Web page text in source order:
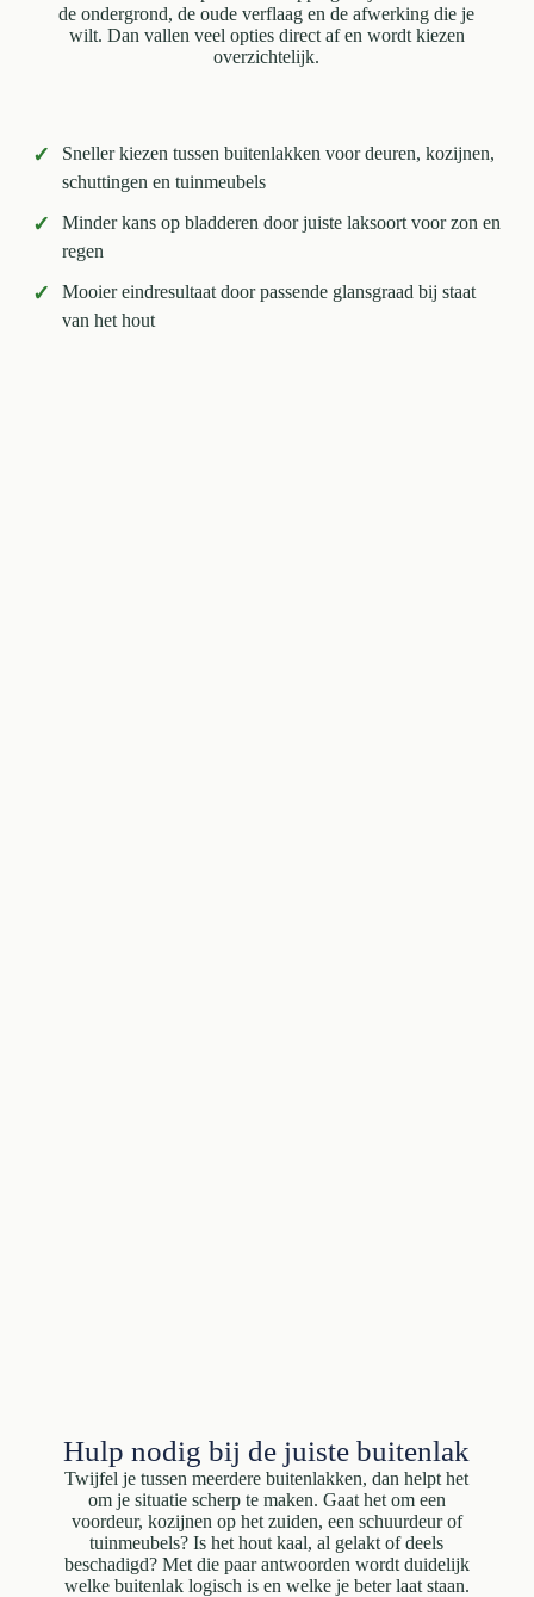
de ondergrond, de oude verflaag en de afwerking die je
wilt. Dan vallen veel opties direct af en wordt kiezen
overzichtelijk.
✓
Sneller kiezen tussen buitenlakken voor deuren, kozijnen,
schuttingen en tuinmeubels
✓
Minder kans op bladderen door juiste laksoort voor zon en
regen
✓
Mooier eindresultaat door passende glansgraad bij staat
van het hout
Hulp nodig bij de juiste buitenlak
Twijfel je tussen meerdere buitenlakken, dan helpt het
om je situatie scherp te maken. Gaat het om een
voordeur, kozijnen op het zuiden, een schuurdeur of
tuinmeubels? Is het hout kaal, al gelakt of deels
beschadigd? Met die paar antwoorden wordt duidelijk
welke buitenlak logisch is en welke je beter laat staan.